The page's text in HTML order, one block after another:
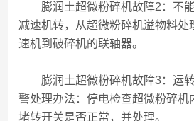
膨润土超微粉碎机故障2：不能
减速机转，从超微粉碎机溢物料处
速机到破碎机的联轴器。
膨润土超微粉碎机故障3：运转
警处理办法：停电检查超微粉碎机
堵转开关是否正常，并处理。